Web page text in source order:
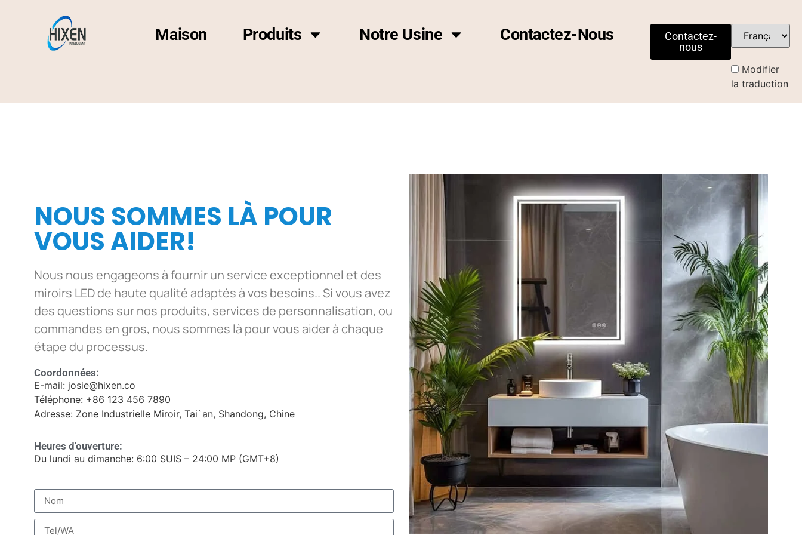
Maison Produits Notre Usine Contactez-Nous
Contactez-
nous
Modifier
la traduction
NOUS SOMMES LÀ POUR
VOUS AIDER!
Nous nous engageons à fournir un service exceptionnel et des
miroirs LED de haute qualité adaptés à vos besoins.. Si vous avez
des questions sur nos produits, services de personnalisation, ou
commandes en gros, nous sommes là pour vous aider à chaque
étape du processus.
Coordonnées:
E-mail: josie@hixen.co
Téléphone: +86 123 456 7890
Adresse: Zone Industrielle Miroir, Tai`an, Shandong, Chine
Heures d'ouverture:
Du lundi au dimanche: 6:00 SUIS – 24:00 MP (GMT+8)